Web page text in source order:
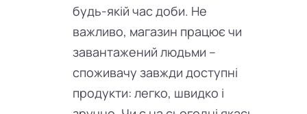
будь-якій час доби. Не
важливо, магазин працює чи
завантажений людьми –
споживачу завжди доступні
продукти: легко, швидко і